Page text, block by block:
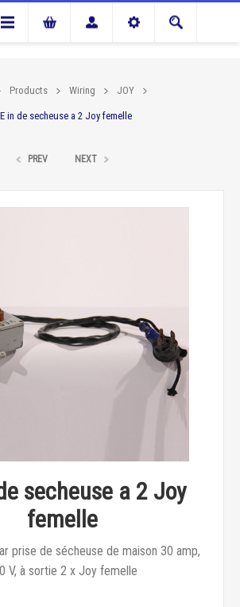
Products Wiring JOY
in de secheuse a 2 Joy femelle
PREV NEXT
secheuse a 2 Joy
femelle
prise de sécheuse de maison 30 amp,
V, à sortie 2 x Joy femelle